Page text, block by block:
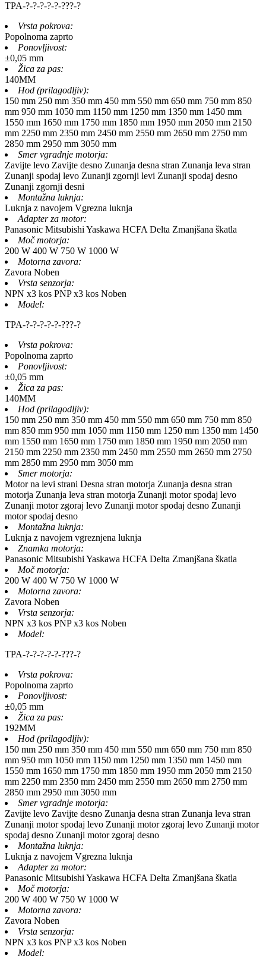
TPA-?-?-?-?-?-???-?
Vrsta pokrova:
Popolnoma zaprto
Ponovljivost:
±0,05 mm
Žica za pas:
140MM
Hod (prilagodljiv):
150 mm 250 mm 350 mm 450 mm 550 mm 650 mm 750 mm 850
mm 950 mm 1050 mm 1150 mm 1250 mm 1350 mm 1450 mm
1550 mm 1650 mm 1750 mm 1850 mm 1950 mm 2050 mm 2150
mm 2250 mm 2350 mm 2450 mm 2550 mm 2650 mm 2750 mm
2850 mm 2950 mm 3050 mm
Smer vgradnje motorja:
Zavijte levo Zavijte desno Zunanja desna stran Zunanja leva stran
Zunanji spodaj levo Zunanji zgornji levi Zunanji spodaj desno
Zunanji zgornji desni
Montažna luknja:
Luknja z navojem Vgrezna luknja
Adapter za motor:
Panasonic Mitsubishi Yaskawa HCFA Delta Zmanjšana škatla
Moč motorja:
200 W 400 W 750 W 1000 W
Motorna zavora:
Zavora Noben
Vrsta senzorja:
NPN x3 kos PNP x3 kos Noben
Model:
TPA-?-?-?-?-?-???-?
Vrsta pokrova:
Popolnoma zaprto
Ponovljivost:
±0,05 mm
Žica za pas:
140MM
Hod (prilagodljiv):
150 mm 250 mm 350 mm 450 mm 550 mm 650 mm 750 mm 850
mm 850 mm 950 mm 1050 mm 1150 mm 1250 mm 1350 mm 1450
mm 1550 mm 1650 mm 1750 mm 1850 mm 1950 mm 2050 mm
2150 mm 2250 mm 2350 mm 2450 mm 2550 mm 2650 mm 2750
mm 2850 mm 2950 mm 3050 mm
Smer motorja:
Motor na levi strani Desna stran motorja Zunanja desna stran
motorja Zunanja leva stran motorja Zunanji motor spodaj levo
Zunanji motor zgoraj levo Zunanji motor spodaj desno Zunanji
motor spodaj desno
Montažna luknja:
Luknja z navojem vgreznjena luknja
Znamka motorja:
Panasonic Mitsubishi Yaskawa HCFA Delta Zmanjšana škatla
Moč motorja:
200 W 400 W 750 W 1000 W
Motorna zavora:
Zavora Noben
Vrsta senzorja:
NPN x3 kos PNP x3 kos Noben
Model:
TPA-?-?-?-?-?-???-?
Vrsta pokrova:
Popolnoma zaprto
Ponovljivost:
±0,05 mm
Žica za pas:
192MM
Hod (prilagodljiv):
150 mm 250 mm 350 mm 450 mm 550 mm 650 mm 750 mm 850
mm 950 mm 1050 mm 1150 mm 1250 mm 1350 mm 1450 mm
1550 mm 1650 mm 1750 mm 1850 mm 1950 mm 2050 mm 2150
mm 2250 mm 2350 mm 2450 mm 2550 mm 2650 mm 2750 mm
2850 mm 2950 mm 3050 mm
Smer vgradnje motorja:
Zavijte levo Zavijte desno Zunanja desna stran Zunanja leva stran
Zunanji motor spodaj levo Zunanji motor zgoraj levo Zunanji motor
spodaj desno Zunanji motor zgoraj desno
Montažna luknja:
Luknja z navojem Vgrezna luknja
Adapter za motor:
Panasonic Mitsubishi Yaskawa HCFA Delta Zmanjšana škatla
Moč motorja:
200 W 400 W 750 W 1000 W
Motorna zavora:
Zavora Noben
Vrsta senzorja:
NPN x3 kos PNP x3 kos Noben
Model: